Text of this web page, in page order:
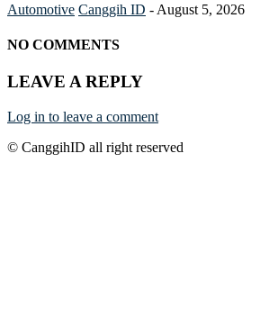
Automotive Canggih ID - August 5, 2026
NO COMMENTS
LEAVE A REPLY
Log in to leave a comment
© CanggihID all right reserved